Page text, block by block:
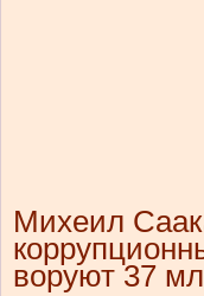
Михеил
воруют 37